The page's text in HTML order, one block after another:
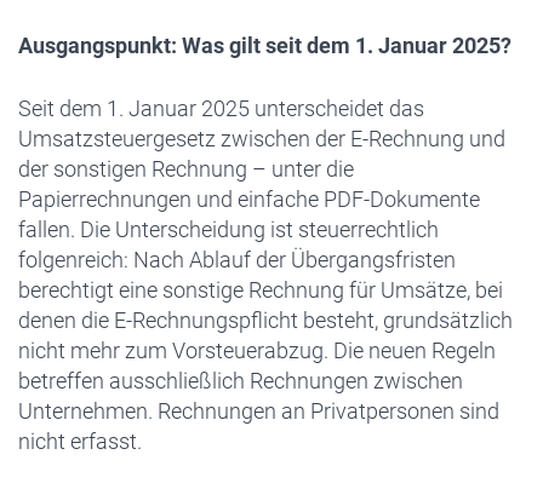
Ausgangspunkt: Was gilt seit dem 1. Januar 2025?
Seit dem 1. Januar 2025 unterscheidet das
Umsatzsteuergesetz zwischen der E-Rechnung und
der sonstigen Rechnung – unter die
Papierrechnungen und einfache PDF-Dokumente
fallen. Die Unterscheidung ist steuerrechtlich
folgenreich: Nach Ablauf der Übergangsfristen
berechtigt eine sonstige Rechnung für Umsätze, bei
denen die E-Rechnungspflicht besteht, grundsätzlich
nicht mehr zum Vorsteuerabzug. Die neuen Regeln
betreffen ausschließlich Rechnungen zwischen
Unternehmen. Rechnungen an Privatpersonen sind
nicht erfasst.